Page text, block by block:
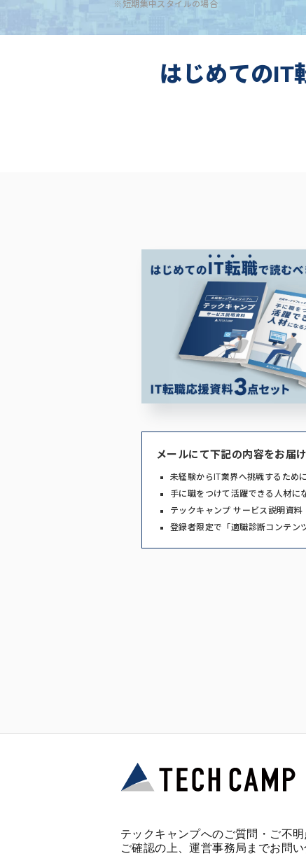
※短期集中スタイルの場合
はじめてのIT
メールにて下記の内容をお届
未経験からIT業界へ挑戦するため
手に職をつけて活躍できる人材に
テックキャンプ サービス説明資料
登録者限定で「適職診断コンテン
テックキャンプへのご質問・ご不
ご確認の上、運営事務局までお問い